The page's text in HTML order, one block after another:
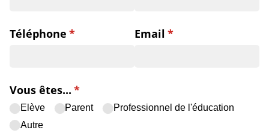
Téléphone *
(requis) Email *
(requis)
Vous êtes... *
(requis)
Elève Parent
Professionnel de l'éducation
Autre